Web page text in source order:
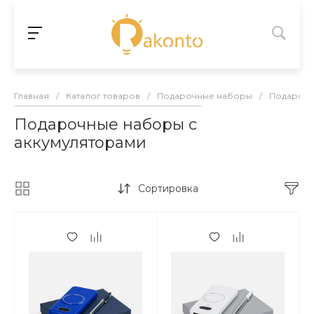
Главная / Каталог товаров / Подарочные наборы /
Подарочные наборы с
аккумуляторами
Сортировка